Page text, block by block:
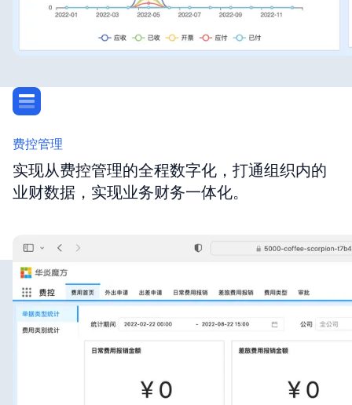
费控管理
实现从费控管理的全程数字化，打通组织内的
业财数据，实现业务财务一体化。